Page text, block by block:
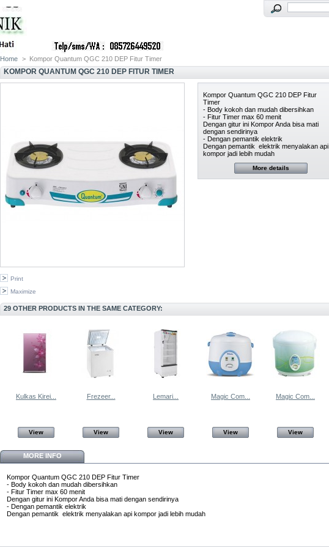
Home > Kompor Quantum QGC 210 DEP Fitur Timer
KOMPOR QUANTUM QGC 210 DEP FITUR TIMER
Print
Maximize
Kompor Quantum QGC 210 DEP Fitur
Timer
- Body kokoh dan mudah dibersihkan
- Fitur Timer max 60 menit
Dengan gitur ini Kompor Anda bisa mati
dengan sendirinya
- Dengan pemantik elektrik
Dengan pemantik elektrik menyalakan api
kompor jadi lebih mudah
More details
29 OTHER PRODUCTS IN THE SAME CATEGORY:
Kulkas Kirei...
View
Frezeer...
View
Lemari...
View
Magic Com...
View
Magic Com...
View
MORE INFO
Kompor Quantum QGC 210 DEP Fitur Timer
- Body kokoh dan mudah dibersihkan
- Fitur Timer max 60 menit
Dengan gitur ini Kompor Anda bisa mati dengan sendirinya
- Dengan pemantik elektrik
Dengan pemantik elektrik menyalakan api kompor jadi lebih mudah